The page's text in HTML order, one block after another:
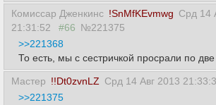
Комиссар Дженкинс !SnMfKEvmwg Срд 14
21:31:52
#66 №221375
>>221368
То есть, мы с сестричкой просрали по
Мастер !!Dt0zvnLZ Срд 14 Авг 2013
>>221375